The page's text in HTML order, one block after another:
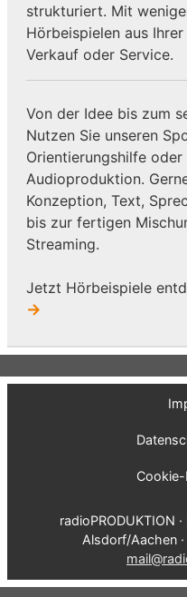
strukturiert. Mit
Hörbeispielen aus
Verkauf oder Service.
Von der Idee bis zum
Nutzen Sie unseren
Orientierungshilfe
Audioproduktion.
Konzeption, Text,
bis zur fertigen
Streaming.
Jetzt Hörbeispiele
→
Cookie-
radioPRODUKTION
Alsdorf/Aachen